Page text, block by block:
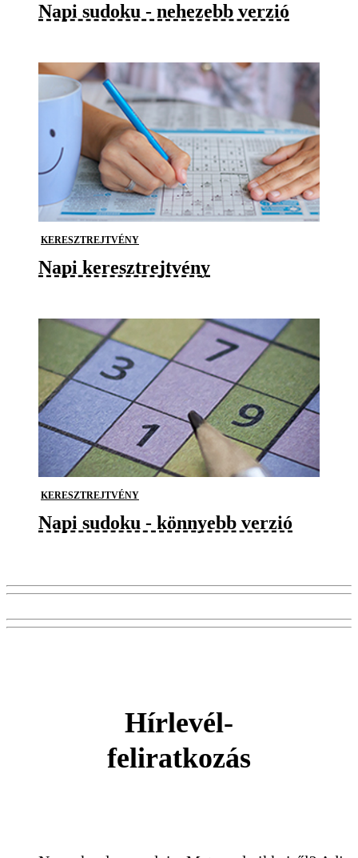
Napi sudoku - nehezebb verzió
KERESZTREJTVÉNY
Napi keresztrejtvény
KERESZTREJTVÉNY
Napi sudoku - könnyebb verzió
Hírlevél-
feliratkozás